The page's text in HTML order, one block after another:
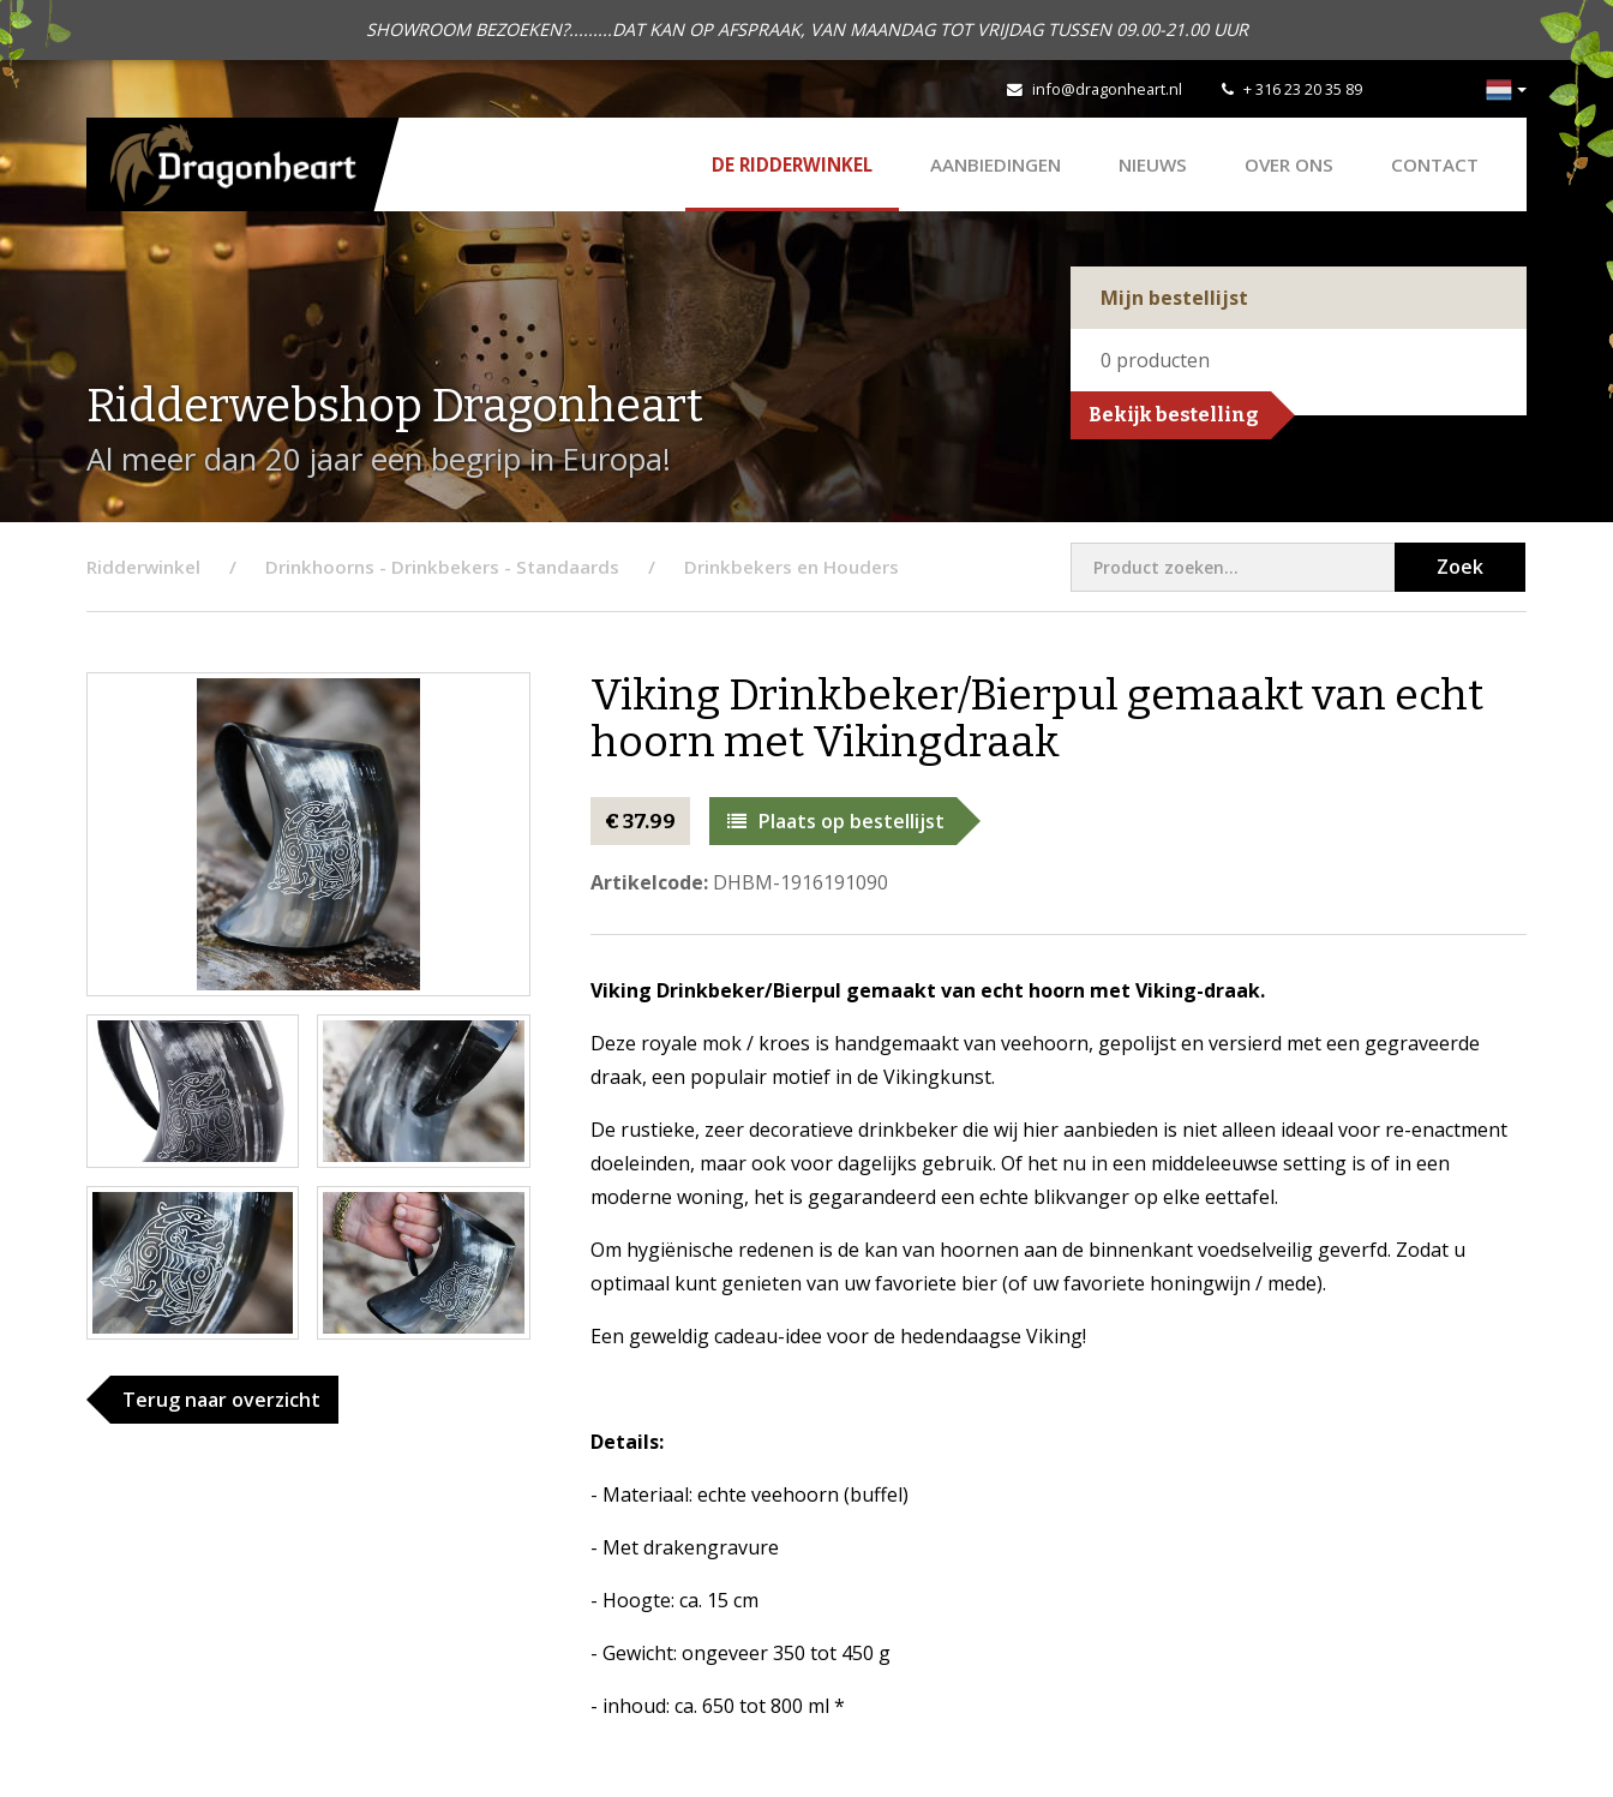
SHOWROOM BEZOEKEN?.........DAT KAN OP AFSPRAAK, VAN MAANDAG TOT VRIJDAG TUSSEN 09.00-21.00 UUR
info@dragonheart.nl + 316 23 20 35 89
DE RIDDERWINKEL AANBIEDINGEN NIEUWS OVER ONS CONTACT
Ridderwebshop Dragonheart
Al meer dan 20 jaar een begrip in Europa!
Mijn bestellijst
0 producten
Bekijk bestelling
Ridderwinkel Drinkhoorns - Drinkbekers - Standaards Drinkbekers en Houders Zoek
Terug naar overzicht
Viking Drinkbeker/Bierpul gemaakt van echt
hoorn met Vikingdraak
€ 37.99 Plaats op bestellijst
Artikelcode:DHBM-1916191090
Viking Drinkbeker/Bierpul gemaakt van echt hoorn met Viking-draak.
Deze royale mok / kroes is handgemaakt van veehoorn, gepolijst en versierd met een gegraveerde
draak, een populair motief in de Vikingkunst.
De rustieke, zeer decoratieve drinkbeker die wij hier aanbieden is niet alleen ideaal voor re-enactment
doeleinden, maar ook voor dagelijks gebruik. Of het nu in een middeleeuwse setting is of in een
moderne woning, het is gegarandeerd een echte blikvanger op elke eettafel.
Om hygiënische redenen is de kan van hoornen aan de binnenkant voedselveilig geverfd. Zodat u
optimaal kunt genieten van uw favoriete bier (of uw favoriete honingwijn / mede).
Een geweldig cadeau-idee voor de hedendaagse Viking!
Details:
- Materiaal: echte veehoorn (buffel)
- Met drakengravure
- Hoogte: ca. 15 cm
- Gewicht: ongeveer 350 tot 450 g
- inhoud: ca. 650 tot 800 ml *